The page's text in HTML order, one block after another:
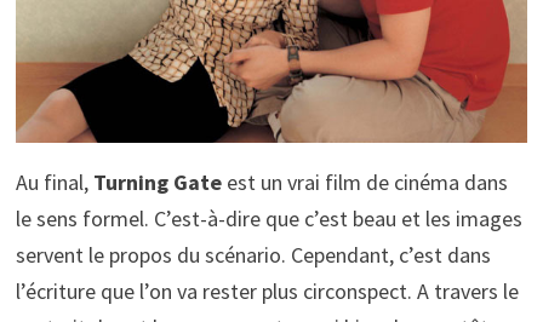
Au final, Turning Gateest un vrai film de cinéma dans
le sens formel. C’est-à-dire que c’est beau et les images
servent le propos du scénario. Cependant, c’est dans
l’écriture que l’on va rester plus circonspect. A travers le